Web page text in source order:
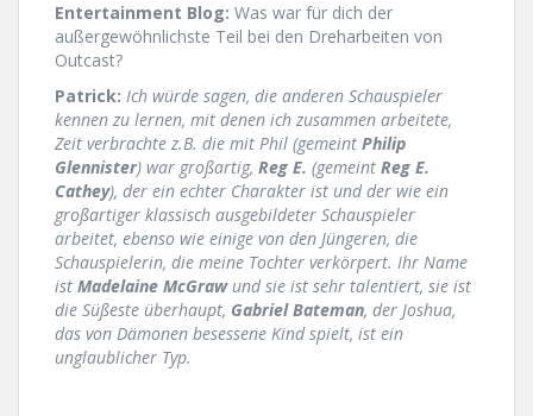
Entertainment Blog: Was war für dich der
außergewöhnlichste Teil bei den Dreharbeiten von
Outcast?
Patrick: Ich würde sagen, die anderen Schauspieler
kennen zu lernen, mit denen ich zusammen arbeitete,
Zeit verbrachte z.B. die mit Phil (gemeint Philip
Glennister) war großartig, Reg E. (gemeint Reg E.
Cathey), der ein echter Charakter ist und der wie ein
großartiger klassisch ausgebildeter Schauspieler
arbeitet, ebenso wie einige von den Jüngeren, die
Schauspielerin, die meine Tochter verkörpert. Ihr Name
ist Madelaine McGrawund sie ist sehr talentiert, sie ist
die Süßeste überhaupt, Gabriel Bateman, der Joshua,
das von Dämonen besessene Kind spielt, ist ein
unglaublicher Typ.